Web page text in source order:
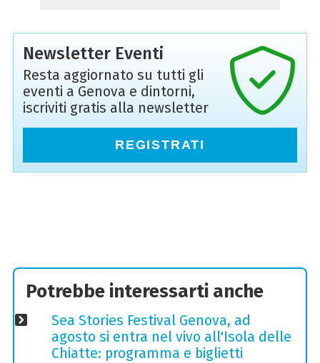
Newsletter Eventi
Resta aggiornato su tutti gli
eventi a Genova e dintorni,
iscriviti gratis alla newsletter
REGISTRATI
Potrebbe interessarti anche
Sea Stories Festival Genova, ad
agosto si entra nel vivo all'Isola delle
Chiatte: programma e biglietti